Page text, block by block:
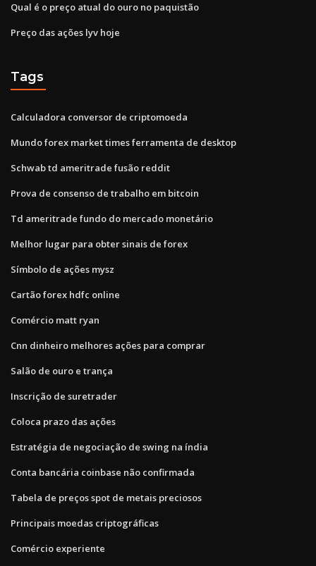
Qual é o preço atual do ouro no paquistão
Preço das ações lyv hoje
Tags
Calculadora conversor de criptomoeda
Mundo forex market times ferramenta de desktop
Schwab td ameritrade fusão reddit
Prova de consenso de trabalho em bitcoin
Td ameritrade fundo do mercado monetário
Melhor lugar para obter sinais de forex
Símbolo de ações mysz
Cartão forex hdfc online
Comércio matt ryan
Cnn dinheiro melhores ações para comprar
Salão de ouro e trança
Inscrição de suretrader
Coloca prazo das ações
Estratégia de negociação de swing na índia
Conta bancária coinbase não confirmada
Tabela de preços spot de metais preciosos
Principais moedas criptográficas
Comércio experiente